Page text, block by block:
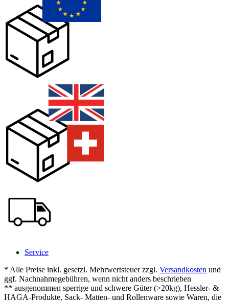
Service
* Alle Preise inkl. gesetzl. Mehrwertsteuer zzgl. Versandkosten und
ggf. Nachnahmegebühren, wenn nicht anders beschrieben
** ausgenommen sperrige und schwere Güter (>20kg), Hessler- &
HAGA-Produkte, Sack- Matten- und Rollenware sowie Waren, die